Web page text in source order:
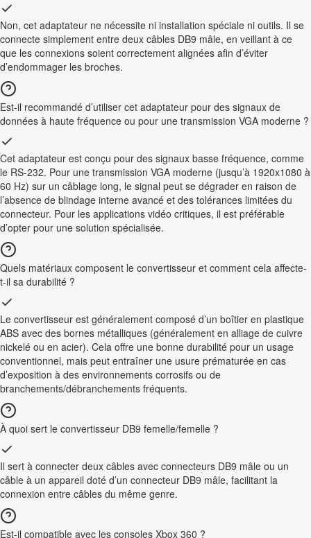
Non, cet adaptateur ne nécessite ni installation spéciale ni outils. Il se
connecte simplement entre deux câbles DB9 mâle, en veillant à ce
que les connexions soient correctement alignées afin d’éviter
d’endommager les broches.
Est-il recommandé d’utiliser cet adaptateur pour des signaux de
données à haute fréquence ou pour une transmission VGA moderne ?
Cet adaptateur est conçu pour des signaux basse fréquence, comme
le RS-232. Pour une transmission VGA moderne (jusqu’à 1920x1080 à
60 Hz) sur un câblage long, le signal peut se dégrader en raison de
l’absence de blindage interne avancé et des tolérances limitées du
connecteur. Pour les applications vidéo critiques, il est préférable
d’opter pour une solution spécialisée.
Quels matériaux composent le convertisseur et comment cela affecte-
t-il sa durabilité ?
Le convertisseur est généralement composé d’un boîtier en plastique
ABS avec des bornes métalliques (généralement en alliage de cuivre
nickelé ou en acier). Cela offre une bonne durabilité pour un usage
conventionnel, mais peut entraîner une usure prématurée en cas
d’exposition à des environnements corrosifs ou de
branchements/débranchements fréquents.
À quoi sert le convertisseur DB9 femelle/femelle ?
Il sert à connecter deux câbles avec connecteurs DB9 mâle ou un
câble à un appareil doté d’un connecteur DB9 mâle, facilitant la
connexion entre câbles du même genre.
Est-il compatible avec les consoles Xbox 360 ?